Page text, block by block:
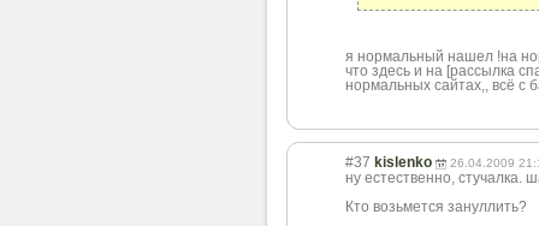
я нормальный нашел !на
что здесь и на [рассылка
нормальных сайтах,, всё с
#37 kislenko 26.04.2009
ну естественно, стучалка.
Кто возьмется зануллить?